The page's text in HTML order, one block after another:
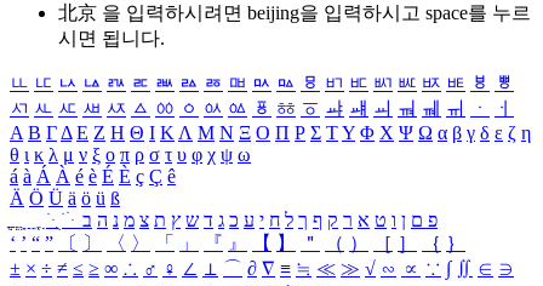
北京 을 입력하시려면 beijing을 입력하시고 space를 누르
시면 됩니다.
ㅥ ㅦ ㅧ ㅨ ㅩ ㅪ ㅫ ㅬ ㅭ ㅮ ㅯ ㅰ ㅱ ㅲ ㅳ ㅴ ㅵ ㅶ ㅷ ㅸ
ㅹ
ㅺ ㅻ ㅼ ㅽ ㅾ ㅿ ㆀ ㆁ ㆂ ㆃ ㆄ ㆅ ㆆ ㆇ ㆈ ㆉ ㆊ ㆋ ㆌ ㆍ
ㆎ
Α Β ΓΔ Ε Ζ Η Θ Ι ΚΛ Μ Ν Ξ Ο Π Ρ Σ ΤΥ Φ Χ Ψ Ω α β γ δ ε ζ η
θ ι κ λ μ ν ξ ο π ρ σ τ υ φ χ ψ ω
á à Á À é è É È ç Ç ê
Ä Ö Ü ä ö ü ß
ִֶֹ ֻּ ׁׂ פ ם ן ו ט א ר ק ף ך ל ח י ע כ ג ד ש ץ ת צ מ נ ה ב
‘ ’ “ ” 〔 〕 〈 〉 「 」 『 』 【 】 ＂ （ ） ［ ］ ｛ ｝
± × ÷ ≠ ≤ ≥ ∞ ∴ ♂ ♀ ∠ ⊥ ⌒ ∂ ∇ ≡ ≒ ≪ ≫ √ ∽ ∝ ∵ ∫ ∬ ∈ ∋